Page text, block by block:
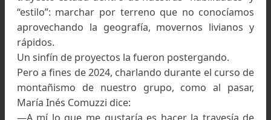
Dos décadas atrás habíamos pensado que
trayecto estaba dentro de nuestras
“estilo”: marchar por terreno que no
aprovechando la geografía, movernos
rápidos.
Un sinfín de proyectos la fueron postergando.